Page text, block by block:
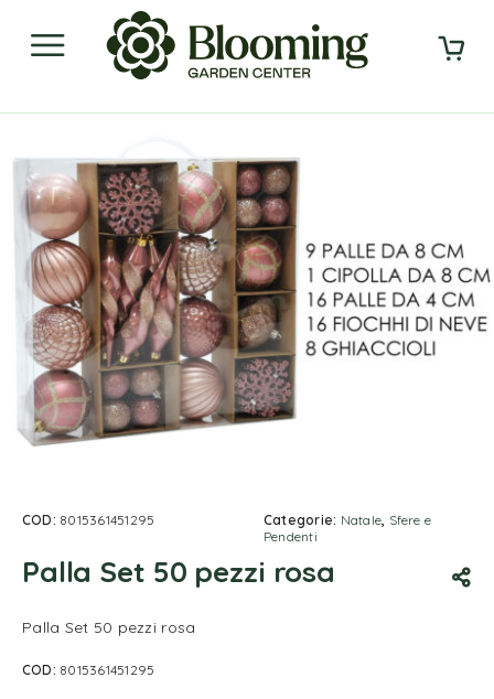
COD: 8015361451295 Categorie: Natale, Sfere e
Pendenti
Palla Set 50 pezzi rosa
Palla Set 50 pezzi rosa
COD: 8015361451295